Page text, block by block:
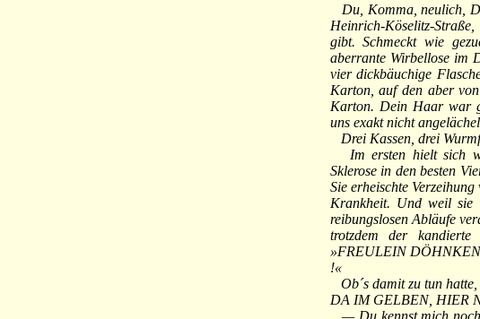
Du, Komma, neulich,
Heinrich-Köselitz-
gibt. Schmeckt wie
aberrante Wirbellose im
vier dickbäuchige
Karton, auf den aber
Karton. Dein Haar war
uns exakt nicht
Drei Kassen, drei
Im ersten hielt sich
Sklerose in den besten
Sie erheischte
Krankheit. Und weil sie
reibungslosen Abläufe
trotzdem der
»FREULEIN
!«
Ob´s damit zu tun
DA IM GELBEN, HIER
— Du kennst mich noch